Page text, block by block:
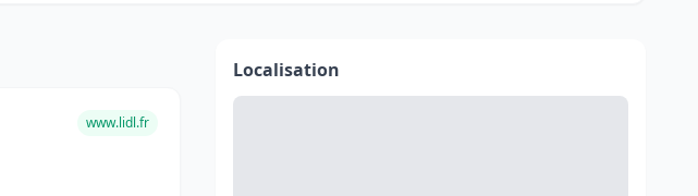
www.lidl.fr
Localisation